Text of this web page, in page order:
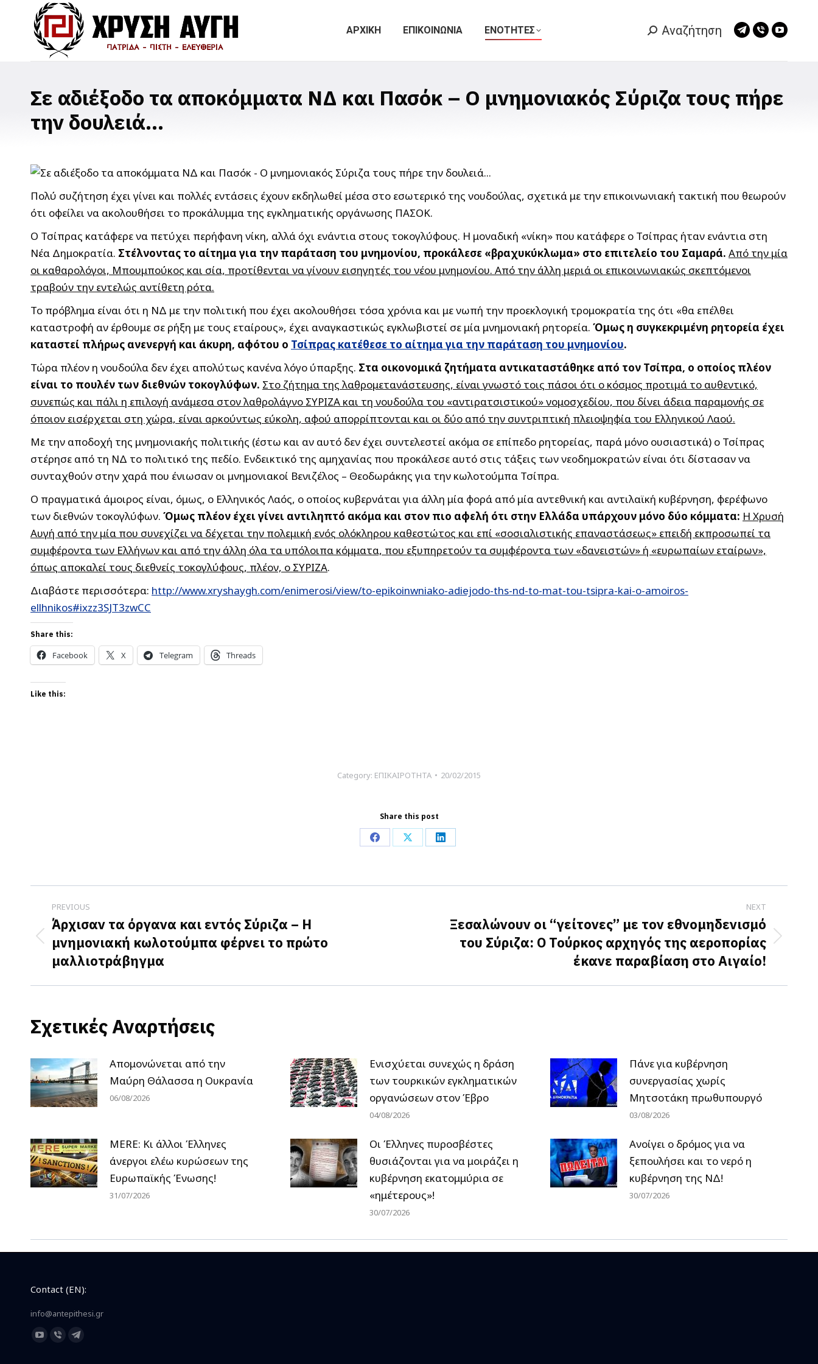
ΑΡΧΙΚΗ ΕΠΙΚΟΙΝΩΝΙΑ ΕΝΟΤΗΤΕΣ Search:
Αναζήτηση
Telegram
new
Viber
newnew
Σε αδιέξοδο τα αποκόμματα ΝΔ και Πασόκ – Ο μνημονιακός Σύριζα τους πήρε
την δουλειά…
Πολύ συζήτηση έχει γίνει και πολλές εντάσεις έχουν εκδηλωθεί μέσα στο εσωτερικό της νουδούλας, σχετικά με την επικοινωνιακή τακτική που θεωρούν
ότι οφείλει να ακολουθήσει το προκάλυμμα της εγκληματικής οργάνωσης ΠΑΣΟΚ.
Ο Τσίπρας κατάφερε να πετύχει περήφανη νίκη, αλλά όχι ενάντια στους τοκογλύφους. Η μοναδική «νίκη» που κατάφερε ο Τσίπρας ήταν ενάντια στη
Νέα Δημοκρατία. Στέλνοντας το αίτημα για την παράταση του μνημονίου, προκάλεσε «βραχυκύκλωμα» στο επιτελείο του Σαμαρά. Από την μία
οι καθαρολόγοι, Μπουμπούκος και σία, προτίθενται να γίνουν εισηγητές του νέου μνημονίου. Από την άλλη μεριά οι επικοινωνιακώς σκεπτόμενοι
τραβούν την εντελώς αντίθετη ρότα.
Το πρόβλημα είναι ότι η ΝΔ με την πολιτική που έχει ακολουθήσει τόσα χρόνια και με νωπή την προεκλογική τρομοκρατία της ότι «θα επέλθει
καταστροφή αν έρθουμε σε ρήξη με τους εταίρους», έχει αναγκαστικώς εγκλωβιστεί σε μία μνημονιακή ρητορεία. Όμως η συγκεκριμένη ρητορεία έχει
καταστεί πλήρως ανενεργή και άκυρη, αφότου ο Τσίπρας κατέθεσε το αίτημα για την παράταση του μνημονίου.
Τώρα πλέον η νουδούλα δεν έχει απολύτως κανένα λόγο ύπαρξης. Στα οικονομικά ζητήματα αντικαταστάθηκε από τον Τσίπρα, ο οποίος πλέον
είναι το πουλέν των διεθνών τοκογλύφων. Στο ζήτημα της λαθρομετανάστευσης, είναι γνωστό τοις πάσοι ότι ο κόσμος προτιμά το αυθεντικό,
συνεπώς και πάλι η επιλογή ανάμεσα στον λαθρολάγνο ΣΥΡΙΖΑ και τη νουδούλα του «αντιρατσιστικού» νομοσχεδίου, που δίνει άδεια παραμονής σε
όποιον εισέρχεται στη χώρα, είναι αρκούντως εύκολη, αφού απορρίπτονται και οι δύο από την συντριπτική πλειοψηφία του Ελληνικού Λαού.
Με την αποδοχή της μνημονιακής πολιτικής (έστω και αν αυτό δεν έχει συντελεστεί ακόμα σε επίπεδο ρητορείας, παρά μόνο ουσιαστικά) ο Τσίπρας
στέρησε από τη ΝΔ το πολιτικό της πεδίο. Ενδεικτικό της αμηχανίας που προκάλεσε αυτό στις τάξεις των νεοδημοκρατών είναι ότι δίστασαν να
συνταχθούν στην χαρά που ένιωσαν οι μνημονιακοί Βενιζέλος – Θεοδωράκης για την κωλοτούμπα Τσίπρα.
Ο πραγματικά άμοιρος είναι, όμως, ο Ελληνικός Λαός, ο οποίος κυβερνάται για άλλη μία φορά από μία αντεθνική και αντιλαϊκή κυβέρνηση, φερέφωνο
των διεθνών τοκογλύφων. Όμως πλέον έχει γίνει αντιληπτό ακόμα και στον πιο αφελή ότι στην Ελλάδα υπάρχουν μόνο δύο κόμματα: Η Χρυσή
Αυγή από την μία που συνεχίζει να δέχεται την πολεμική ενός ολόκληρου καθεστώτος και επί «σοσιαλιστικής επαναστάσεως» επειδή εκπροσωπεί τα
συμφέροντα των Ελλήνων και από την άλλη όλα τα υπόλοιπα κόμματα, που εξυπηρετούν τα συμφέροντα των «δανειστών» ή «ευρωπαίων εταίρων»,
όπως αποκαλεί τους διεθνείς τοκογλύφους, πλέον, ο ΣΥΡΙΖΑ.
Διαβάστε περισσότερα: http://www.xryshaygh.com/enimerosi/view/to-epikoinwniako-adiejodo-ths-nd-to-mat-tou-tsipra-kai-o-amoiros-
ellhnikos#ixzz3SJT3zwCC
Share this:
Facebook X Telegram Threads
Like this:
Category: ΕΠΙΚΑΙΡΟΤΗΤΑ 20/02/2015
Share this post
Share
Facebook
Share
X
Share
LinkedIn
Post
navigation
PREVIOUS
Previous
post:
Άρχισαν τα όργανα και εντός Σύριζα – Η
μνημονιακή κωλοτούμπα φέρνει το πρώτο
μαλλιοτράβηγμα
NEXT
Ξεσαλώνουν οι “γείτονες” με τον εθνομηδενισμό
του Σύριζα: Ο Τούρκος αρχηγός της αεροπορίας
έκανε παραβίαση στο Αιγαίο!
Σχετικές Αναρτήσεις
Απομονώνεται από την
Μαύρη Θάλασσα η Ουκρανία
06/08/2026
Ενισχύεται συνεχώς η δράση
των τουρκικών εγκληματικών
οργανώσεων στον Έβρο
04/08/2026
Πάνε για κυβέρνηση
συνεργασίας χωρίς
Μητσοτάκη πρωθυπουργό
03/08/2026
MERE: Κι άλλοι Έλληνες
άνεργοι ελέω κυρώσεων της
Ευρωπαϊκής Ένωσης!
31/07/2026
Οι Έλληνες πυροσβέστες
θυσιάζονται για να μοιράζει η
κυβέρνηση εκατομμύρια σε
«ημέτερους»!
30/07/2026
Ανοίγει ο δρόμος για να
ξεπουλήσει και το νερό η
κυβέρνηση της ΝΔ!
30/07/2026
Contact (EN):
info@antepithesi.gr
Find us on:
YouTubeViberTelegram